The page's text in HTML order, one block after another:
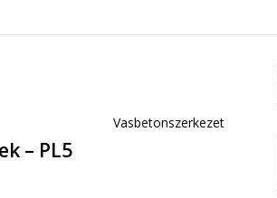
Vasbetonszerkezet
– PL5